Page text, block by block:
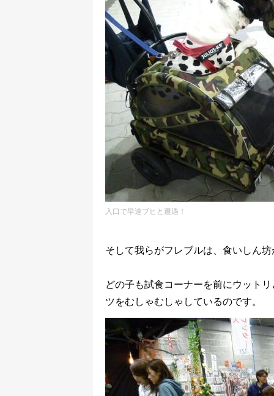
入口で早速ブヒと遭遇！
そして我らがフレブルは、食いしん
どの子も試食コーナーを前にウット
ツをむしゃむしゃしているのです。